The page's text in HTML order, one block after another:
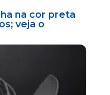
na cor preta
veja o